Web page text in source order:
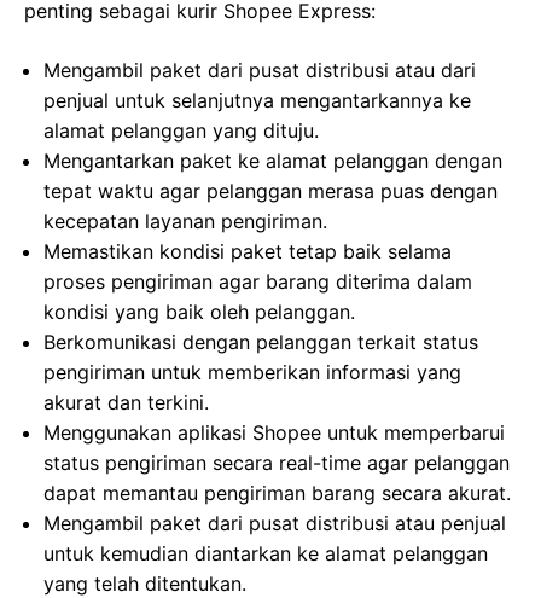
penting sebagai kurir Shopee Express:
Mengambil paket dari pusat distribusi atau dari
penjual untuk selanjutnya mengantarkannya ke
alamat pelanggan yang dituju.
Mengantarkan paket ke alamat pelanggan dengan
tepat waktu agar pelanggan merasa puas dengan
kecepatan layanan pengiriman.
Memastikan kondisi paket tetap baik selama
proses pengiriman agar barang diterima dalam
kondisi yang baik oleh pelanggan.
Berkomunikasi dengan pelanggan terkait status
pengiriman untuk memberikan informasi yang
akurat dan terkini.
Menggunakan aplikasi Shopee untuk memperbarui
status pengiriman secara real-time agar pelanggan
dapat memantau pengiriman barang secara akurat.
Mengambil paket dari pusat distribusi atau penjual
untuk kemudian diantarkan ke alamat pelanggan
yang telah ditentukan.